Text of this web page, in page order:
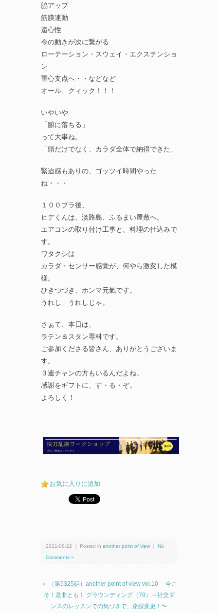
脇アップ
筋膜連動
遠心性
今の動きが次に繋がる
ローテーション・スウェイ・エクステンショ
ン
重心支点へ・・などなど
オール、クィック！！！
いやいや
「腑に落ちる」
って大事ね。
「頭だけでなく、カラダ全体で納得できた」
緊迫感もありの、ゴッツイ時間やった
ね・・・
１００プラ後、
ヒデくんは、淡路島、ふるまい屋敷へ。
エアコンの取り付け工事と、料理の仕込みで
す。
ワタクシは
カラダ・センサー感覚が、何やら激変した模
様。
ひきつづき、ホンマ元氣です。
うれし うれしじゃ。
さぁて、本日は、
ラテン＆スタン専科です。
ご参加くださる皆さん、ありがとうございま
す。
３連チャンの方もいるんだよね。
感謝をギフトに、す・る・ぞ。
よろしく！
お気に入りに追加
2021-08-22 ｜ Posted in another point of view No
Comments »
＜ （第5325話）another point of view vol.10 今こ
そ！是非とも！ グラウンディング（78）～社交ダ
ンスのレッスンでの気づきで、路線変更！〜